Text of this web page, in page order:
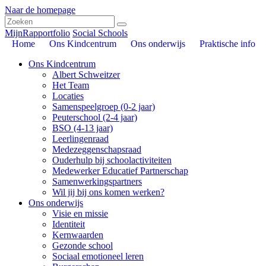
Naar de homepage
MijnRapportfolio Social Schools
Home
Ons Kindcentrum Ons onderwijs Praktische info
Ons Kindcentrum
Albert Schweitzer
Het Team
Locaties
Samenspeelgroep (0-2 jaar)
Peuterschool (2-4 jaar)
BSO (4-13 jaar)
Leerlingenraad
Medezeggenschapsraad
Ouderhulp bij schoolactiviteiten
Medewerker Educatief Partnerschap
Samenwerkingspartners
Wil jij bij ons komen werken?
Ons onderwijs
Visie en missie
Identiteit
Kernwaarden
Gezonde school
Sociaal emotioneel leren